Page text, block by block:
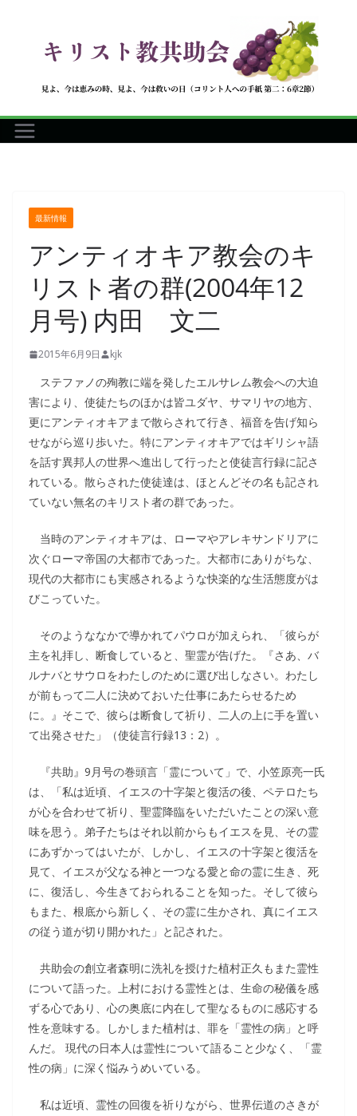
へ
ス
最新情報
アンティオキア教会のキ
リスト者の群(2004年12
月号) 内田 文二
2015年6月9日 kjk
ステファノの殉教に端を発したエルサレム教会への大迫
害により、使徒たちのほかは皆ユダヤ、サマリヤの地方、
更にアンティオキアまで散らされて行き、福音を告げ知ら
せながら巡り歩いた。特にアンティオキアではギリシャ語
を話す異邦人の世界へ進出して行ったと使徒言行録に記さ
れている。散らされた使徒達は、ほとんどその名も記され
ていない無名のキリスト者の群であった。
当時のアンティオキアは、ローマやアレキサンドリアに
次ぐローマ帝国の大都市であった。大都市にありがちな、
現代の大都市にも実感されるような快楽的な生活態度がは
びこっていた。
そのようななかで導かれてパウロが加えられ、「彼らが
主を礼拝し、断食していると、聖霊が告げた。『さあ、バ
ルナバとサウロをわたしのために選び出しなさい。わたし
が前もって二人に決めておいた仕事にあたらせるため
に。』そこで、彼らは断食して祈り、二人の上に手を置い
て出発させた」（使徒言行録13：2）。
『共助』9月号の巻頭言「霊について」で、小笠原亮一氏
は、「私は近頃、イエスの十字架と復活の後、ペテロたち
が心を合わせて祈り、聖霊降臨をいただいたことの深い意
味を思う。弟子たちはそれ以前からもイエスを見、その霊
にあずかってはいたが、しかし、イエスの十字架と復活を
見て、イエスが父なる神と一つなる愛と命の霊に生き、死
に、復活し、今生きておられることを知った。そして彼ら
もまた、根底から新しく、その霊に生かされ、真にイエス
の従う道が切り開かれた」と記された。
共助会の創立者森明に洗礼を授けた植村正久もまた霊性
について語った。上村における霊性とは、生命の秘儀を感
ずる心であり、心の奥底に内在して聖なるものに感応する
性を意味する。しかしまた植村は、罪を「霊性の病」と呼
んだ。 現代の日本人は霊性について語ること少なく、「霊
性の病」に深く悩みうめいている。
私は近頃、霊性の回復を祈りながら、世界伝道のさきが